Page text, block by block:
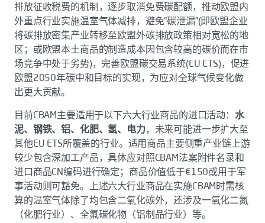
排放征收税费的机制，逐步取消免费碳配额，推动欧盟内
外重点行业实施温室气体减排，避免“碳泄漏”(即欧盟企业
将碳排放密集产业转移至欧盟外碳排放政策相对宽松的地
区；或欧盟本土商品的制造成本因包含较高的碳价而在市
场竞争中处于劣势)，完善欧盟碳交易系统(EU ETS)，促进
欧盟2050年碳中和目标的实现，为应对全球气候变化做
出更大贡献。
目前CBAM主要适用于以下六大行业商品的进口活动： 水
泥、钢铁、铝、化肥、氢、电力，未来可能进一步扩大至
其他EU ETS所覆盖的行业。适用商品主要侧重产业链上游
较少包含深加工产品，具体应对照CBAM法案附件名录和
进口商品CN编码进行确定；商品价值低于€150或用于军
事活动则可豁免。上述六大行业商品在实施CBAM时需核
算的温室气体除了均包含二氧化碳外，还涉及一氧化二氮
（化肥行业）、全氟碳化物（铝制品行业）等。